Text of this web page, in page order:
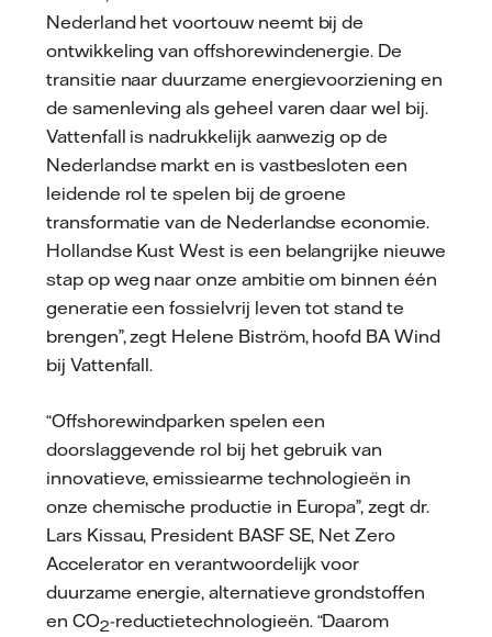
Nederland het voortouw neemt bij de
ontwikkeling van offshorewindenergie. De
transitie naar duurzame energievoorziening en
de samenleving als geheel varen daar wel bij.
Vattenfall is nadrukkelijk aanwezig op de
Nederlandse markt en is vastbesloten een
leidende rol te spelen bij de groene
transformatie van de Nederlandse economie.
Hollandse Kust West is een belangrijke nieuwe
stap op weg naar onze ambitie om binnen één
generatie een fossielvrij leven tot stand te
brengen”, zegt Helene Biström, hoofd BA Wind
bij Vattenfall.
“Offshorewindparken spelen een
doorslaggevende rol bij het gebruik van
innovatieve, emissiearme technologieën in
onze chemische productie in Europa”, zegt dr.
Lars Kissau, President BASF SE, Net Zero
Accelerator en verantwoordelijk voor
duurzame energie, alternatieve grondstoffen
en CO2-reductietechnologieën. “Daarom